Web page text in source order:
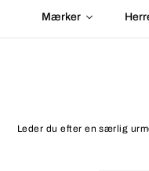
Mærker
Leder du efter en særlig